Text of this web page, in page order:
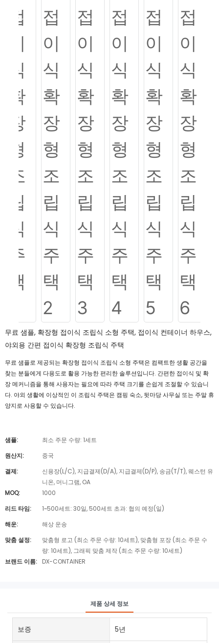
무료 샘플, 확장형 접이식 조립식 소형 주택, 접이식 컨테이너 하우스,
야외용 간편 접이식 확장형 조립식 주택
무료 샘플로 제공되는 확장형 접이식 조립식 소형 주택은 컴팩트한 생활 공간을
찾는 분들에게 다용도로 활용 가능한 편리한 솔루션입니다. 간편한 접이식 및 확
장 메커니즘을 통해 사용자는 필요에 따라 주택 크기를 손쉽게 조절할 수 있습니
다. 야외 생활에 이상적인 이 조립식 주택은 캠핑 숙소, 뒷마당 사무실 또는 주말 휴
양지로 사용할 수 있습니다.
샘플:
최소 주문 수량: 1세트
원산지:
중국
결제:
신용장(L/C), 지급결제(D/A), 지급결제(D/P), 송금(T/T), 웨스턴 유
니온, 머니그램, OA
MOQ:
1000
리드 타임:
1~500세트: 30일, 500세트 초과: 협의 예정(일)
해운:
해상 운송
맞춤 설정:
맞춤형 로고 (최소 주문 수량: 10세트), 맞춤형 포장 (최소 주문 수
량: 10세트), 그래픽 맞춤 제작 (최소 주문 수량: 10세트)
브랜드 이름:
DX-CONTAINER
제품 상세 정보
보증 5년